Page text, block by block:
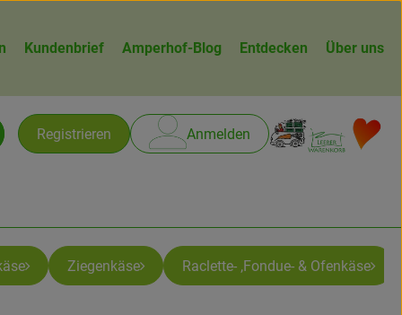
Kundenbrief Amperhof-Blog Entdecken Über uns
Registrieren Anmelden
Ziegenkäse Raclette- ,Fondue- & Ofenkäse